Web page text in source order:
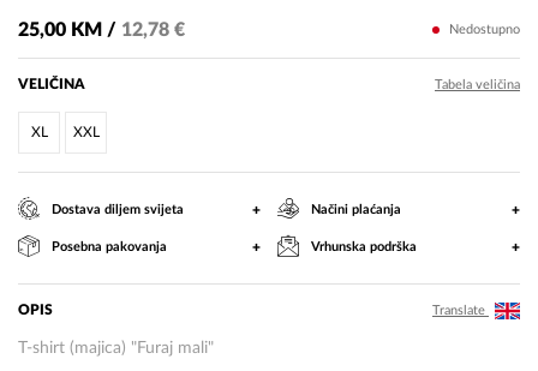
25,00 KM / 12,78 € Nedostupno
VELIČINA Tabela veličina
XL XXL
Dostava diljem svijeta + Načini plaćanja +
Posebna pakovanja + Vrhunska podrška +
OPIS Translate
T-shirt (majica) "Furaj mali"